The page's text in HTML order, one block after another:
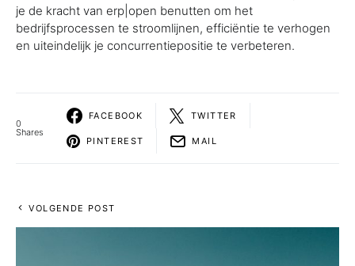
je de kracht van erp|open benutten om het
bedrijfsprocessen te stroomlijnen, efficiëntie te verhogen
en uiteindelijk je concurrentiepositie te verbeteren.
0
Shares
FACEBOOK TWITTER
PINTEREST MAIL
VOLGENDE POST